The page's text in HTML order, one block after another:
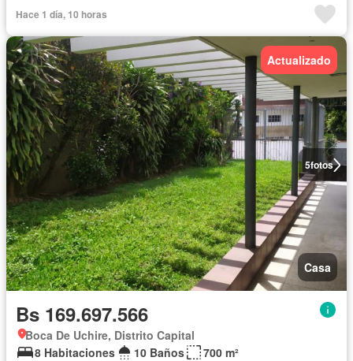
Hace 1 día, 10 horas
5fotos
Actualizado
Casa
Bs 169.697.566
Boca De Uchire, Distrito Capital
8 Habitaciones
10 Baños
700 m²